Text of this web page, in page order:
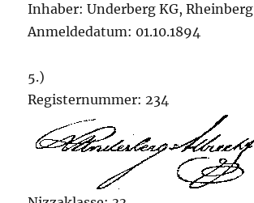
Inhaber: Underberg KG, Rheinberg
Anmeldedatum: 01.10.1894
5.)
Registernummer: 234